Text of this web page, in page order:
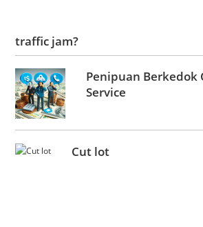
traffic jam?
Penipuan Berkedok
Service
Cut lot